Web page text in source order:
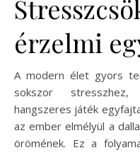
érzelmi
A modern élet gyors
sokszor
hangszeres játék
az ember elmélyül a
örömének. Ez a